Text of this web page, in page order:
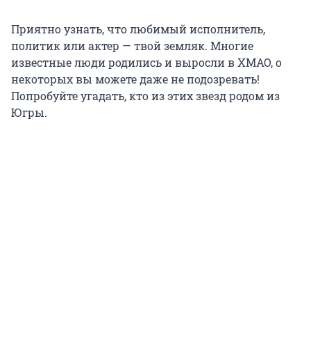
Приятно узнать, что любимый исполнитель,
политик или актер — твой земляк. Многие
известные люди родились и выросли в ХМАО, о
некоторых вы можете даже не подозревать!
Попробуйте угадать, кто из этих звезд родом из
Югры.